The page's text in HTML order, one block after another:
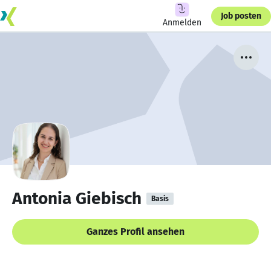
Anmelden
Job posten
Antonia Giebisch Basis
Ganzes Profil ansehen